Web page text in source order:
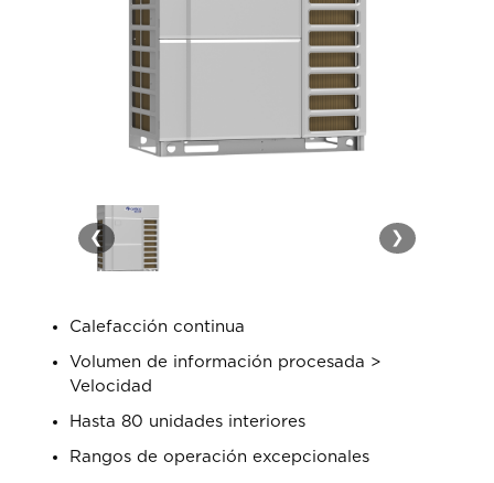
❮ ❯
Calefacción continua
Volumen de información procesada >
Velocidad
Hasta 80 unidades interiores
Rangos de operación excepcionales